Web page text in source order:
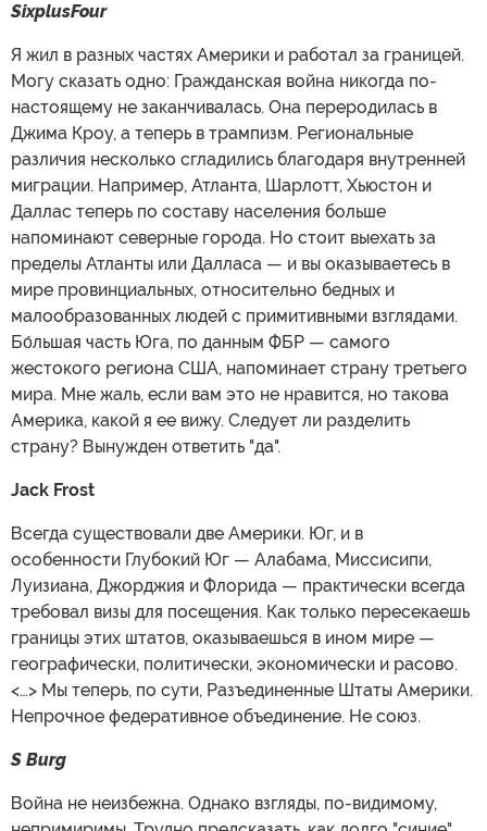
SixplusFour
Я жил в разных частях Америки и работал за границей.
Могу сказать одно: Гражданская война никогда по-
настоящему не заканчивалась. Она переродилась в
Джима Кроу, а теперь в трампизм. Региональные
различия несколько сгладились благодаря внутренней
миграции. Например, Атланта, Шарлотт, Хьюстон и
Даллас теперь по составу населения больше
напоминают северные города. Но стоит выехать за
пределы Атланты или Далласа — и вы оказываетесь в
мире провинциальных, относительно бедных и
малообразованных людей с примитивными взглядами.
Бо́льшая часть Юга, по данным ФБР — самого
жестокого региона США, напоминает страну третьего
мира. Мне жаль, если вам это не нравится, но такова
Америка, какой я ее вижу. Следует ли разделить
страну? Вынужден ответить "да".
Jack Frost
Всегда существовали две Америки. Юг, и в
особенности Глубокий Юг — Алабама, Миссисипи,
Луизиана, Джорджия и Флорида — практически всегда
требовал визы для посещения. Как только пересекаешь
границы этих штатов, оказываешься в ином мире —
географически, политически, экономически и расово.
<…> Мы теперь, по сути, Разъединенные Штаты Америки.
Непрочное федеративное объединение. Не союз.
S Burg
Война не неизбежна. Однако взгляды, по-видимому,